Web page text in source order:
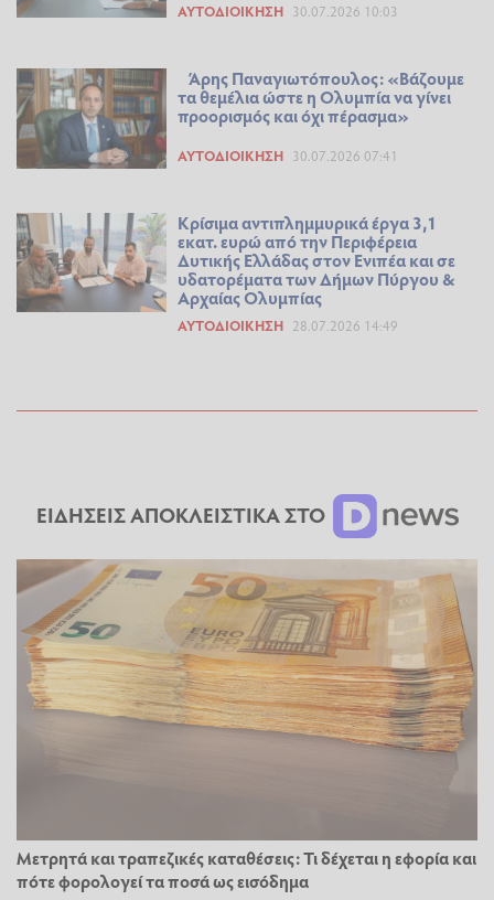
ΑΥΤΟΔΙΟΊΚΗΣΗ 30.07.2026 10:03
Άρης Παναγιωτόπουλος: «Βάζουμε
τα θεμέλια ώστε η Ολυμπία να γίνει
προορισμός και όχι πέρασμα»
ΑΥΤΟΔΙΟΊΚΗΣΗ 30.07.2026 07:41
Κρίσιμα αντιπλημμυρικά έργα 3,1
εκατ. ευρώ από την Περιφέρεια
Δυτικής Ελλάδας στον Ενιπέα και σε
υδατορέματα των Δήμων Πύργου &
Αρχαίας Ολυμπίας
ΑΥΤΟΔΙΟΊΚΗΣΗ 28.07.2026 14:49
ΕΙΔΗΣΕΙΣ ΑΠΟΚΛΕΙΣΤΙΚΑ ΣΤΟ
Μετρητά και τραπεζικές καταθέσεις: Τι δέχεται η εφορία και
πότε φορολογεί τα ποσά ως εισόδημα